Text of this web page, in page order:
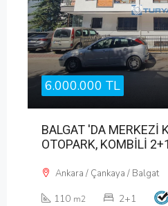
6.000.000 TL
BALGAT 'DA MERKEZİ
OTOPARK, KOMBİLİ 2+1
Ankara / Çankaya / Balgat
110 m2 2+1